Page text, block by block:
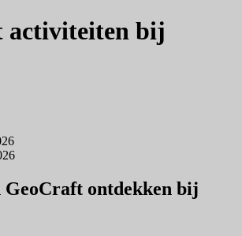
activiteiten bij
ontdekken bij